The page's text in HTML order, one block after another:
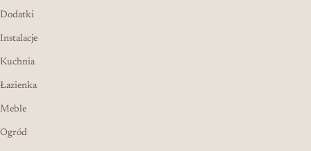
Dodatki
Instalacje
Kuchnia
Łazienka
Meble
Ogród